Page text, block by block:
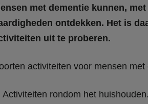
met dementie kunnen,
ontdekken. Het is
uit te proberen.
activiteiten voor mensen met
Activiteiten rondom het huishouden.